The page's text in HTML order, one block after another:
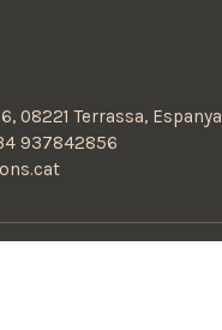
08221 Terrassa, Espanya
937842856